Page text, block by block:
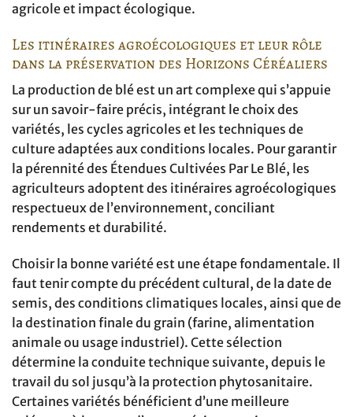
agricole et impact écologique.
Les itinéraires agroécologiques et leur rôle
dans la préservation des Horizons Céréaliers
La production de blé est un art complexe qui s’appuie
sur un savoir-faire précis, intégrant le choix des
variétés, les cycles agricoles et les techniques de
culture adaptées aux conditions locales. Pour garantir
la pérennité des Étendues Cultivées Par Le Blé, les
agriculteurs adoptent des itinéraires agroécologiques
respectueux de l’environnement, conciliant
rendements et durabilité.
Choisir la bonne variété est une étape fondamentale. Il
faut tenir compte du précédent cultural, de la date de
semis, des conditions climatiques locales, ainsi que de
la destination finale du grain (farine, alimentation
animale ou usage industriel). Cette sélection
détermine la conduite technique suivante, depuis le
travail du sol jusqu’à la protection phytosanitaire.
Certaines variétés bénéficient d’une meilleure